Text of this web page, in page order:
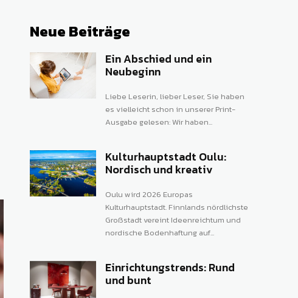
Neue Beiträge
Ein Abschied und ein
Neubeginn
Liebe Leserin, lieber Leser, Sie haben
es vielleicht schon in unserer Print-
Ausgabe gelesen: Wir haben...
Kulturhauptstadt Oulu:
Nordisch und kreativ
Oulu wird 2026 Europas
Kulturhauptstadt. Finnlands nördlichste
Großstadt vereint Ideenreichtum und
nordische Bodenhaftung auf...
Einrichtungstrends: Rund
und bunt